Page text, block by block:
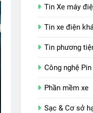
Tin Xe máy
Tin xe điện
Tin phương
Công nghệ Pin
Phần mềm xe
Sạc & Cơ sở